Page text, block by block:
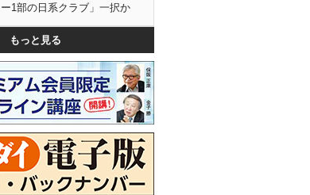
ー1部の日系クラブ」一択か
もっと見る